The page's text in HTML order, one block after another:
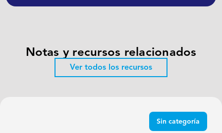
Notas y recursos relacionados
Ver todos los recursos
Sin categoría